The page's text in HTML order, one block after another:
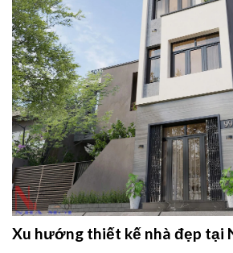
Xu hướng thiết kế nhà đẹp tại